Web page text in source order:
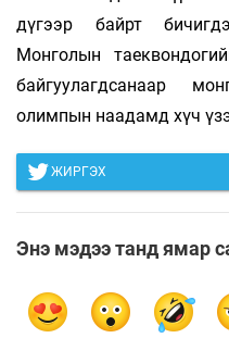
дүгээр байрт
Монголын
байгуулагдсанаар
олимпын наадамд хүч
ЖИРГЭХ
Энэ мэдээ танд ямар